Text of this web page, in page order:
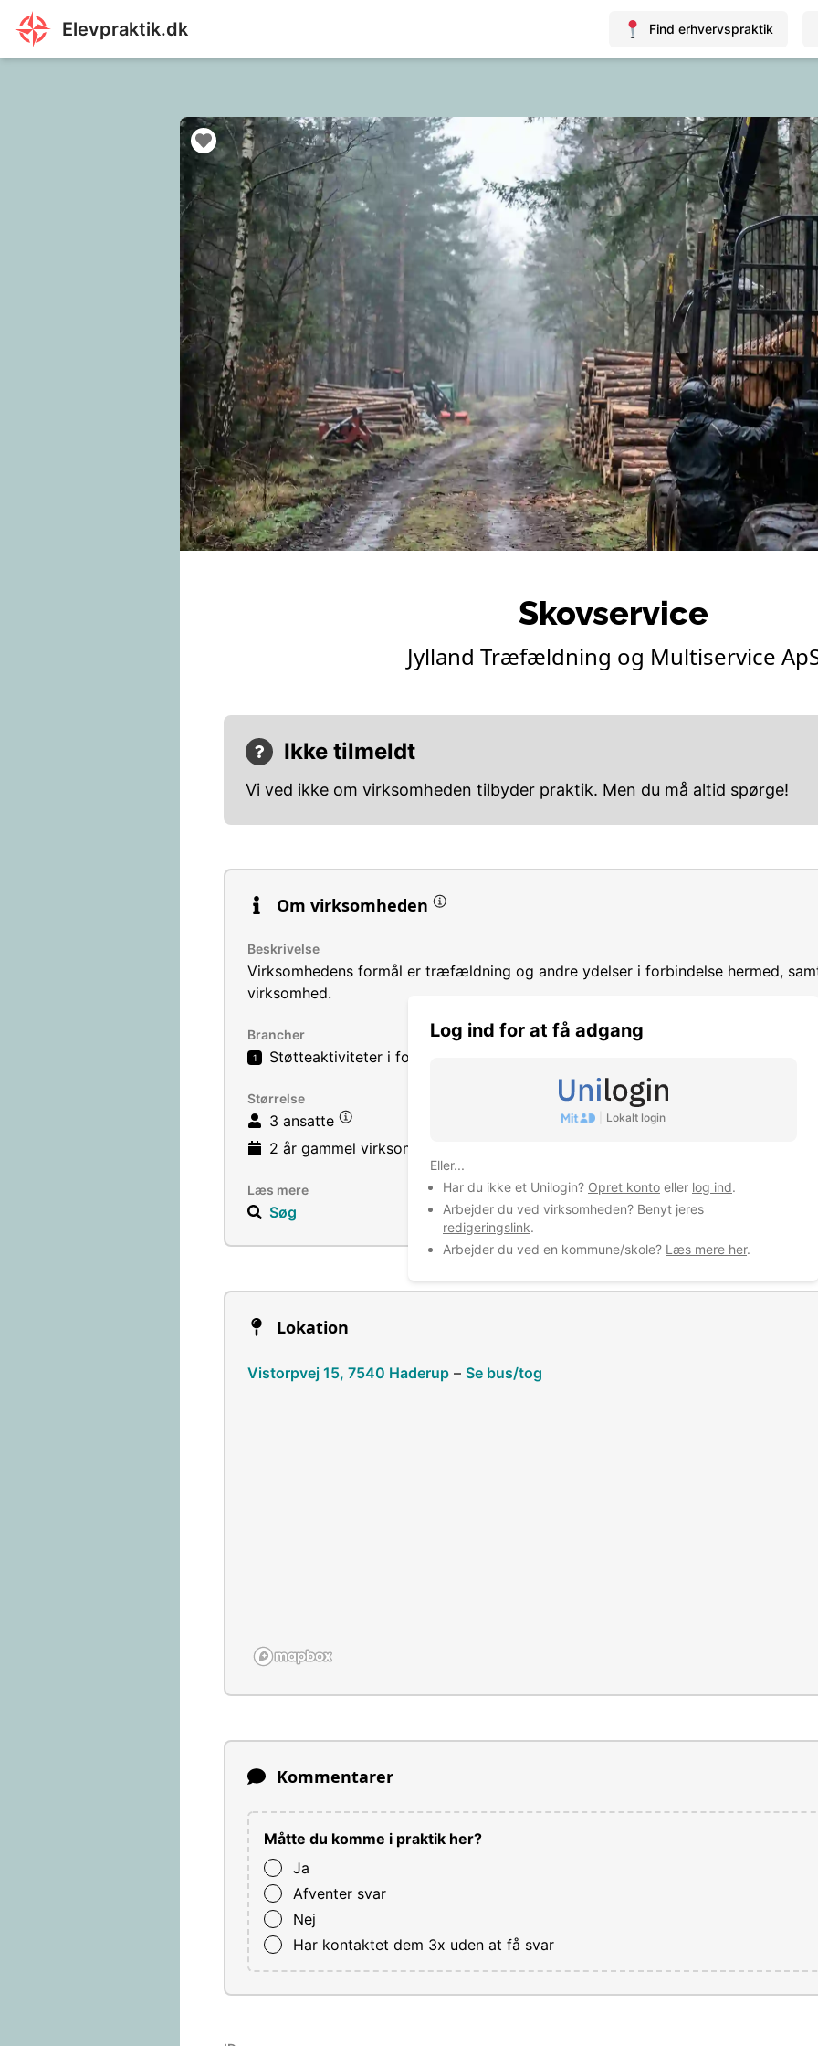
Elevpraktik.dk Find erhvervspraktik
Log ind for at få adgang
Lokalt login
Eller...
Har du ikke et Unilogin? Opret konto eller log ind.
Arbejder du ved virksomheden? Benyt jeres
redigeringslink.
Arbejder du ved en kommune/skole? Læs mere her.
Skovservice
Jylland Træfældning og Multiservice
Ikke tilmeldt
Vi ved ikke om virksomheden tilbyder praktik. Men du må altid spørge!
Om virksomheden
Beskrivelse
Virksomhedens formål er træfældning og andre ydelser i forbindelse hermed,
virksomhed.
Brancher
1 Støtteaktiviteter i forbindelse med skovbrug
Størrelse
3 ansatte
2 år gammel virksomhed
Læs mere
Søg
Lokation
Vistorpvej 15, 7540 Haderup – Se bus/tog
Kommentarer
Måtte du komme i praktik her?
Ja
Afventer svar
Nej
Har kontaktet dem 3x uden at få svar